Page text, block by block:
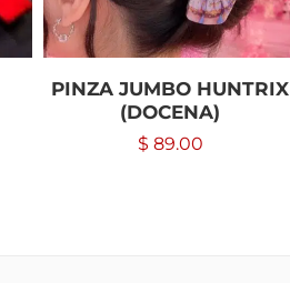
PINZA JUMBO HUNTRIX
(DOCENA)
$ 89.00